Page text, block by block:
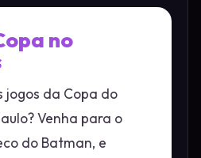
no
jogos da Copa do
Venha para o
do Batman, e